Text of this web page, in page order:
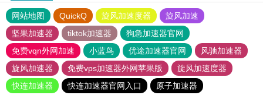
网站地图 QuickQ 旋风加速度器
旋风加速
坚果加速器
tiktok加速器
狗急加速器官网
免费vqn外网加速
小蓝鸟 优途加速器官网
风驰加速器
旋风加速器
免费vps加速器外网苹果版
旋风加速度器
快连加速器
快连加速器官网入口 原子加速器